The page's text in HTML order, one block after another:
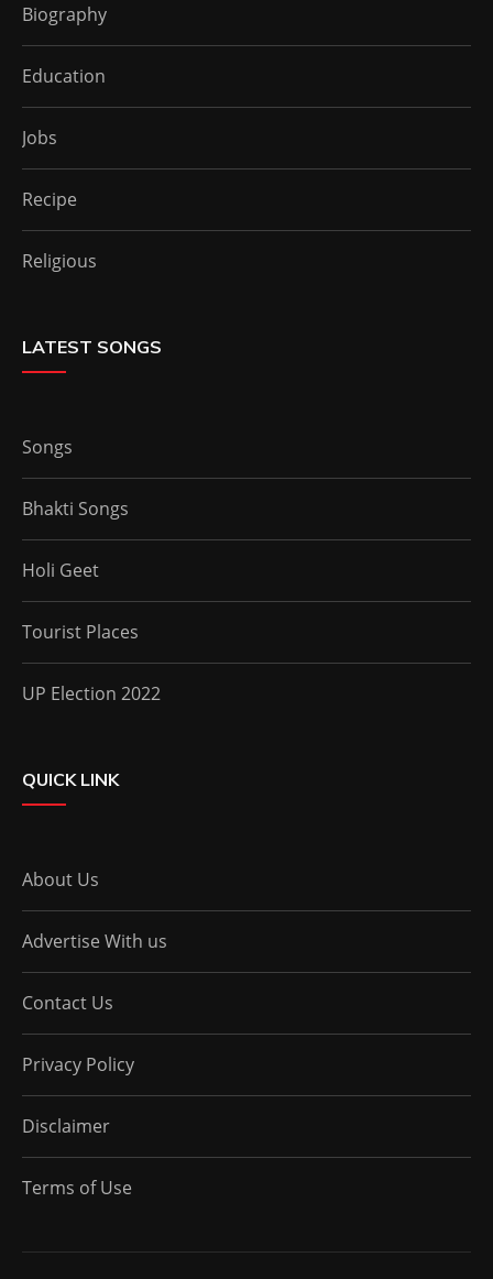
Biography
Education
Jobs
Recipe
Religious
LATEST SONGS
Songs
Bhakti Songs
Holi Geet
Tourist Places
UP Election 2022
QUICK LINK
About Us
Advertise With us
Contact Us
Privacy Policy
Disclaimer
Terms of Use